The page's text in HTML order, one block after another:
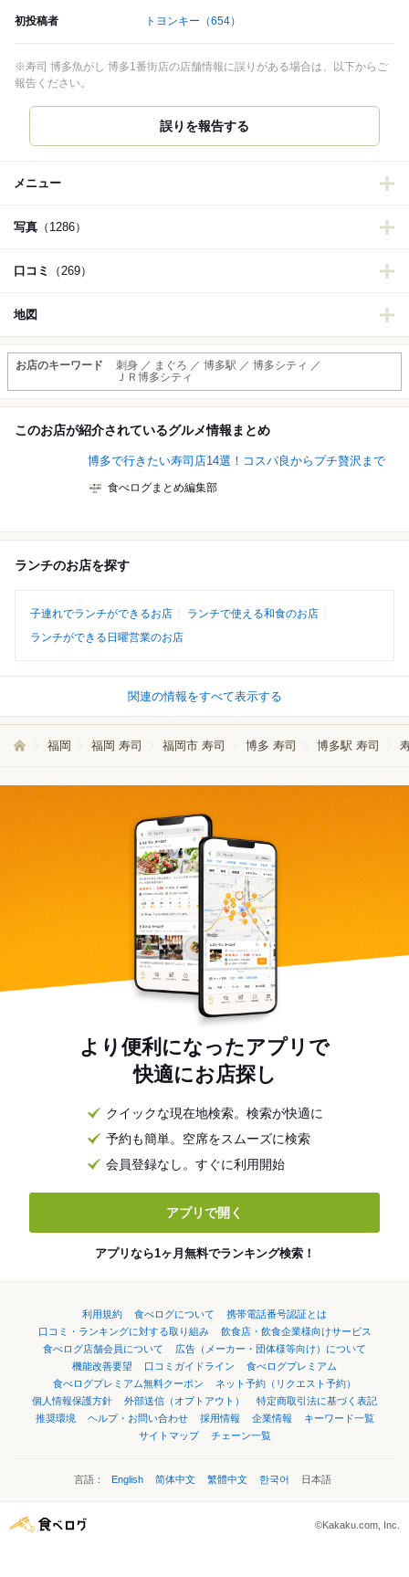
初投稿者 トヨンキー （654）
※寿司 博多魚がし 博多1番街店の店舗情報に誤りがある場合は、以下からご
報告ください。
誤りを報告する
メニュー
写真 （1286）
口コミ （269）
地図
お店のキーワード
刺身 ／ まぐろ ／ 博多駅 ／ 博多シティ ／
ＪＲ博多シティ
このお店が紹介されているグルメ情報まとめ
博多で行きたい寿司店14選！コスパ良からプチ贅沢まで
食べログまとめ編集部
ランチのお店を探す
子連れでランチができるお店
ランチで使える和食のお店
ランチができる日曜営業のお店
関連の情報をすべて表示する
福岡 福岡 寿司 福岡市 寿司 博多 寿司 博多駅 寿司
より便利になったアプリで
快適にお店探し
クイックな現在地検索。検索が快適に
予約も簡単。空席をスムーズに検索
会員登録なし。すぐに利用開始
アプリで開く
アプリなら1ヶ月無料でランキング検索！
利用規約 食べログについて
携帯電話番号認証とは
口コミ・ランキングに対する取り組み
飲食店・飲食企業様向けサービス
食べログ店舗会員について
広告（メーカー・団体様等向け）について
機能改善要望
口コミガイドライン
食べログプレミアム
食べログプレミアム無料クーポン
ネット予約（リクエスト予約）
個人情報保護方針
外部送信（オプトアウト）
特定商取引法に基づく表記
推奨環境
ヘルプ・お問い合わせ 採用情報 企業情報
キーワード一覧
サイトマップ
チェーン一覧
言語： English 简体中文 繁體中文 한국어 日本語
©Kakaku.com, Inc.